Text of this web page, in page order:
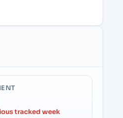
tracked week